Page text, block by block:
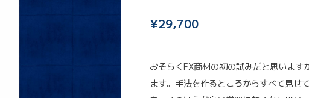
¥29,700
おそらくFX商材の初の試みだと思いま
ます。手法を作るところからすべて見せ